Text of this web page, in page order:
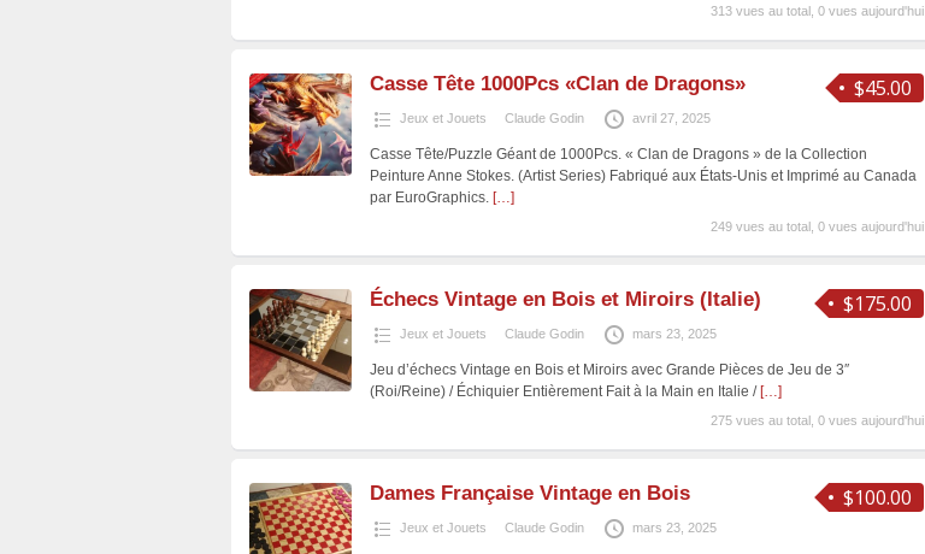
313 vues au total, 0 vues aujourd'hui
$45.00
Casse Tête 1000Pcs «Clan de Dragons»
Jeux et Jouets Claude Godin avril 27, 2025
Casse Tête/Puzzle Géant de 1000Pcs. « Clan de Dragons » de la Collection
Peinture Anne Stokes. (Artist Series) Fabriqué aux États-Unis et Imprimé au Canada
par EuroGraphics. […]
249 vues au total, 0 vues aujourd'hui
$175.00
Échecs Vintage en Bois et Miroirs (Italie)
Jeux et Jouets Claude Godin mars 23, 2025
Jeu d’échecs Vintage en Bois et Miroirs avec Grande Pièces de Jeu de 3″
(Roi/Reine) / Échiquier Entièrement Fait à la Main en Italie / […]
275 vues au total, 0 vues aujourd'hui
$100.00
Dames Française Vintage en Bois
Jeux et Jouets Claude Godin mars 23, 2025